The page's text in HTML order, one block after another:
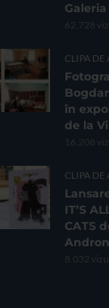
62.728
CLIPA DE
în
de la
16.208
CLIPA DE
IT’S
CATS
8.032